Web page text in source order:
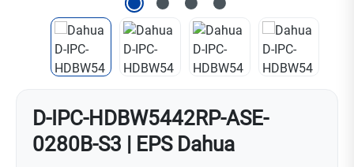
D-IPC-HDBW5442RP-ASE-
0280B-S3 | EPS Dahua